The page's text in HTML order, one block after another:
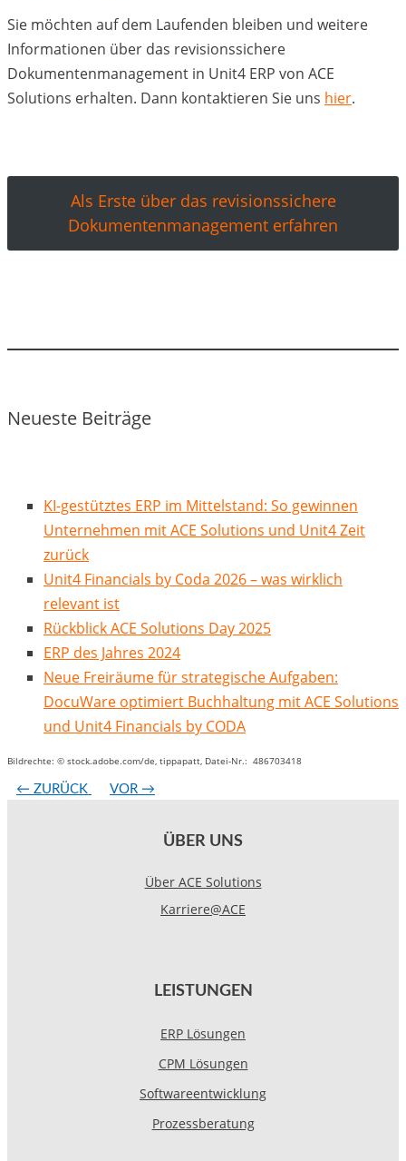
Sie möchten auf dem Laufenden bleiben und weitere
Informationen über das revisionssichere
Dokumentenmanagement in Unit4 ERP von ACE
Solutions erhalten. Dann kontaktieren Sie uns hier.
Als Erste über das revisionssichere
Dokumentenmanagement erfahren
Neueste Beiträge
KI-gestütztes ERP im Mittelstand: So gewinnen
Unternehmen mit ACE Solutions und Unit4 Zeit
zurück
Unit4 Financials by Coda 2026 – was wirklich
relevant ist
Rückblick ACE Solutions Day 2025
ERP des Jahres 2024
Neue Freiräume für strategische Aufgaben:
DocuWare optimiert Buchhaltung mit ACE Solutions
und Unit4 Financials by CODA
Bildrechte: © stock.adobe.com/de, tippapatt, Datei-Nr.: 486703418
← ZURÜCK VOR →
ÜBER UNS
Über ACE Solutions
Karriere@ACE
LEISTUNGEN
ERP Lösungen
CPM Lösungen
Softwareentwicklung
Prozessberatung